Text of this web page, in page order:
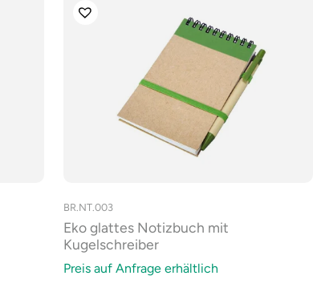
BR.NT.003
Eko glattes Notizbuch mit
Kugelschreiber
Preis auf Anfrage erhältlich